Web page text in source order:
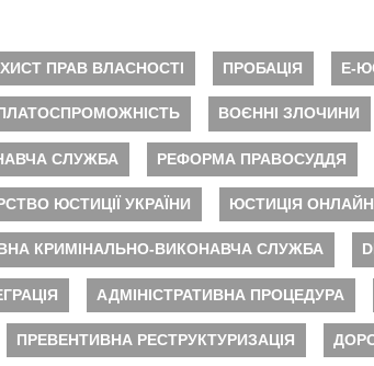
ПРАВ ВЛАСНОСТІ ПРОБАЦІЯ Е-
ВОЄННІ ЗЛОЧИНИ
СЛУЖБА РЕФОРМА ПРАВОСУДДЯ
ЮСТИЦІЇ УКРАЇНИ ЮСТИЦІЯ ОНЛАЙН
КРИМІНАЛЬНО-ВИКОНАВЧА СЛУЖБА
АДМІНІСТРАТИВНА ПРОЦЕДУРА
ПРЕВЕНТИВНА РЕСТРУКТУРИЗАЦІЯ